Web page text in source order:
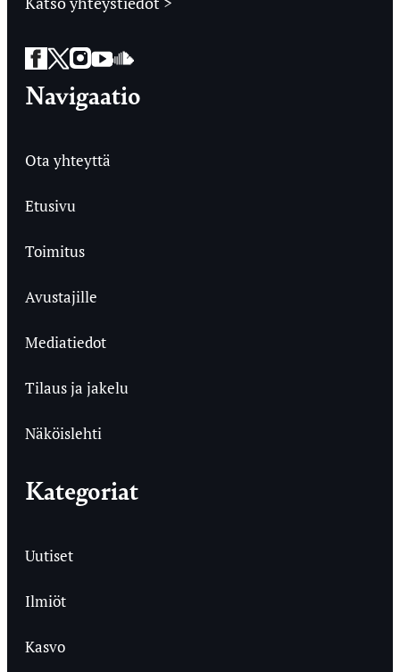
Facebook
Twitter
Instagram
YouTube
SoundCloud
Navigaatio
Ota yhteyttä
Etusivu
Toimitus
Avustajille
Mediatiedot
Tilaus ja jakelu
Näköislehti
Kategoriat
Uutiset
Ilmiöt
Kasvo